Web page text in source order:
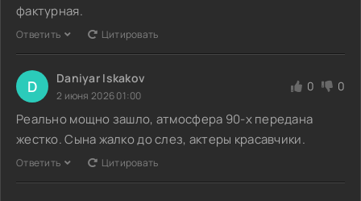
фактурная.
Ответить Цитировать
D Daniyar Iskakov
2 июня 2026 01:00
0 0
Реально мощно зашло, атмосфера 90-х передана
жестко. Сына жалко до слез, актеры красавчики.
Ответить Цитировать